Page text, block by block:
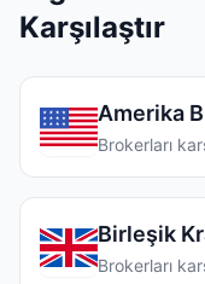
Karşılaştır
Amerika
Brokerları
Birleşik
Brokerları